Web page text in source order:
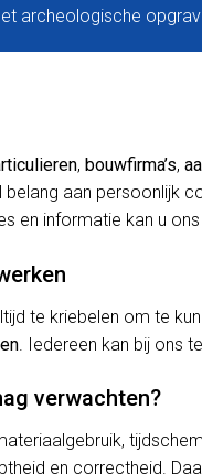
archeologische
, bouwfirma’s,
belang aan persoonlijk
en informatie kan u
te kriebelen om te
. Iedereen kan bij ons
verwachten?
en correctheid.